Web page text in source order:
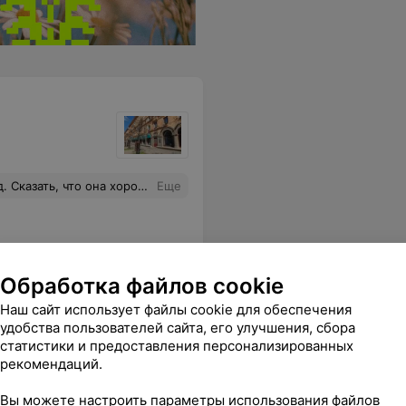
мастер своего дела. Побольше бы таких мастеров. Еще
Обработка файлов cookie
Наш сайт использует файлы cookie для обеспечения
удобства пользователей сайта, его улучшения, сбора
статистики и предоставления персонализированных
рекомендаций.
Вы можете настроить параметры использования файлов